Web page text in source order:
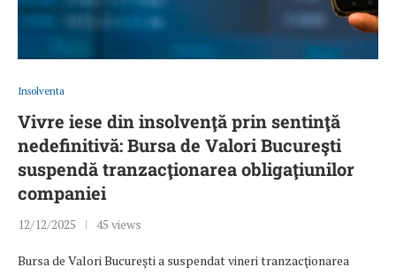
Insolventa
Vivre iese din insolvenţă prin sentinţă
nedefinitivă: Bursa de Valori Bucureşti
suspendă tranzacţionarea obligaţiunilor
companiei
12/12/2025 45 views
Bursa de Valori Bucureşti a suspendat vineri tranzacţionarea